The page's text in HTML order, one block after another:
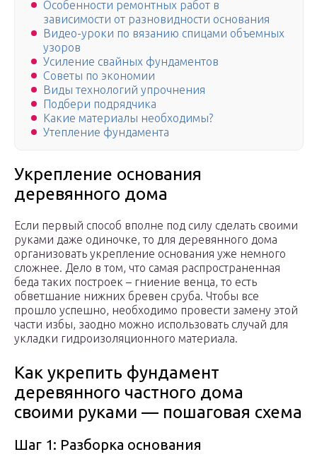
Особенности ремонтных работ в
зависимости от разновидности основания
Видео-уроки по вязанию спицами объемных
узоров
Усиление свайных фундаментов
Советы по экономии
Виды технологий упрочнения
Подбери подрядчика
Какие материалы необходимы?
Утепление фундамента
Укрепление основания
деревянного дома
Если первый способ вполне под силу сделать своими
руками даже одиночке, то для деревянного дома
организовать укрепление основания уже немного
сложнее. Дело в том, что самая распространенная
беда таких построек – гниение венца, то есть
обветшание нижних бревен сруба. Чтобы все
прошло успешно, необходимо провести замену этой
части избы, заодно можно использовать случай для
укладки гидроизоляционного материала.
Как укрепить фундамент
деревянного частного дома
своими руками — пошаговая схема
Шаг 1: Разборка основания